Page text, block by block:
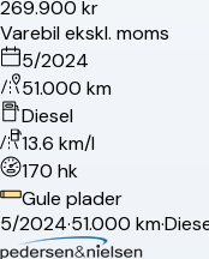
269.900 kr
Varebil ekskl. moms
5/2024
51.000 km
Diesel
13.6 km/l
170 hk
Gule plader
5/2024·51.000 km·